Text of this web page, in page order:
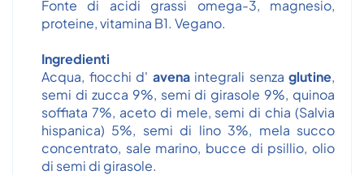
Fonte di acidi grassi omega-3, magnesio,
proteine, vitamina B1. Vegano.
Ingredienti
Acqua, fiocchi d' avenaintegrali senza glutine,
semi di zucca 9%, semi di girasole 9%, quinoa
soffiata 7%, aceto di mele, semi di chia (Salvia
hispanica) 5%, semi di lino 3%, mela succo
concentrato, sale marino, bucce di psillio, olio
di semi di girasole.